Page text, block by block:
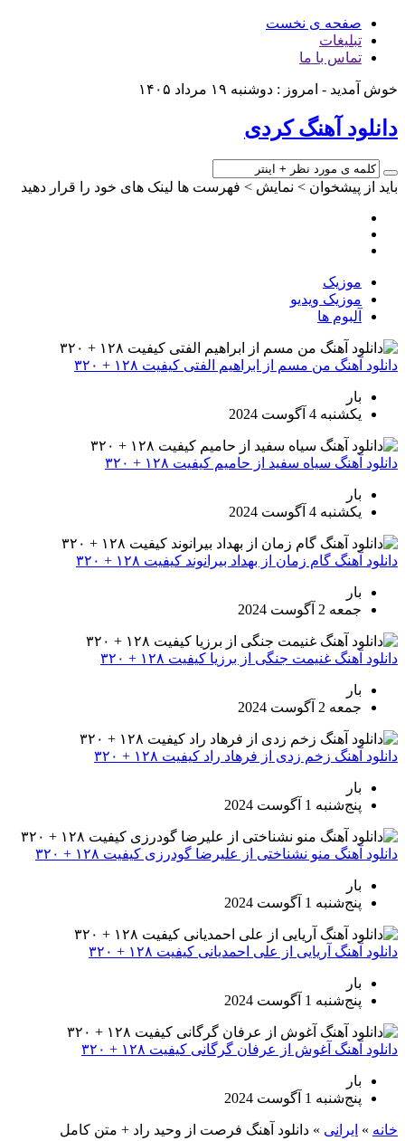
صفحه ی نخست
تبلیغات
تماس با ما
خوش آمدید - امروز : دوشنبه ۱۹ مرداد ۱۴۰۵
دانلود آهنگ کردی
باید از پیشخوان > نمایش > فهرست ها لینک های خود را قرار دهید
موزیک
موزیک ویدیو
آلبوم ها
دانلود آهنگ من مسم از ابراهیم الفتی کیفیت ۱۲۸ + ۳۲۰
بار
یکشنبه 4 آگوست 2024
دانلود آهنگ سیاه سفید از حامیم کیفیت ۱۲۸ + ۳۲۰
بار
یکشنبه 4 آگوست 2024
دانلود آهنگ گام زمان از بهداد بیرانوند کیفیت ۱۲۸ + ۳۲۰
بار
جمعه 2 آگوست 2024
دانلود آهنگ غنیمت جنگی از برزیا کیفیت ۱۲۸ + ۳۲۰
بار
جمعه 2 آگوست 2024
دانلود آهنگ زخم زدی از فرهاد راد کیفیت ۱۲۸ + ۳۲۰
بار
پنج‌شنبه 1 آگوست 2024
دانلود آهنگ منو نشناختی از علیرضا گودرزی کیفیت ۱۲۸ + ۳۲۰
بار
پنج‌شنبه 1 آگوست 2024
دانلود آهنگ آریایی از علی احمدیانی کیفیت ۱۲۸ + ۳۲۰
بار
پنج‌شنبه 1 آگوست 2024
دانلود آهنگ آغوش از عرفان گرگانی کیفیت ۱۲۸ + ۳۲۰
بار
پنج‌شنبه 1 آگوست 2024
خانه » ایرانی » دانلود آهنگ فرصت از وحید راد + متن کامل